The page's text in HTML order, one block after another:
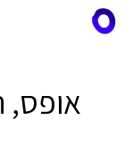
אופס,